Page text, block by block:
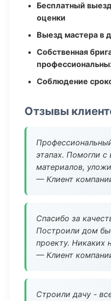
Бесплатный
оценки
Выезд мастера в
Собственная
Соблюдение
Отзывы
этапах. Помогли
материалов,
— Клиент
Спасибо за
Построили дом
проекту. Никаких
— Клиент
Строили дачу -